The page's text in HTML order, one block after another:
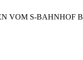
VOM S-BAHNHOF